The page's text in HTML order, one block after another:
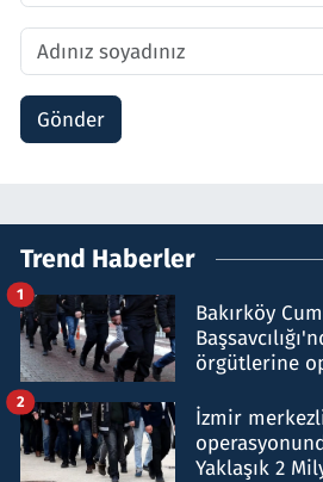
Gönder
Trend Haberler
Bakırköy
örgütlerine
1
İzmir
Yaklaşık 2
2